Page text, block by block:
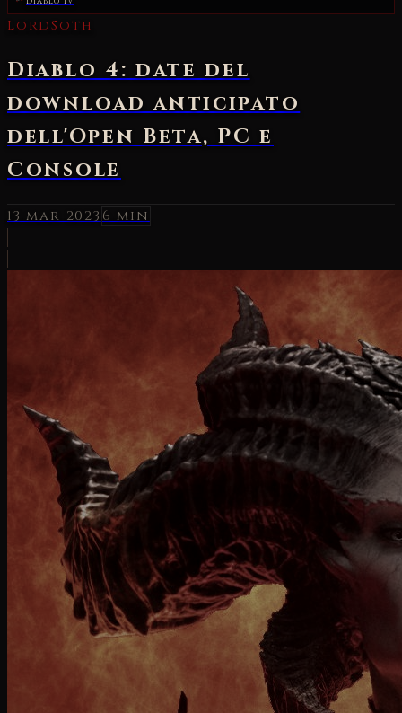
LordSoth
Diablo 4: date del
download anticipato
dell'Open Beta, PC e
Console
13 mar 2023 6 min